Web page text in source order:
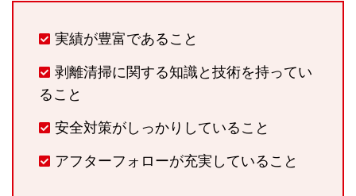
実績が豊富であること
剥離清掃に関する知識と技術を持ってい
ること
安全対策がしっかりしていること
アフターフォローが充実していること